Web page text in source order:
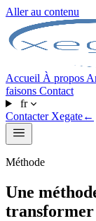
Aller au contenu
Accueil À propos
faisons Contact
fr
Contacter Xegate←
Méthode
Une
transformer